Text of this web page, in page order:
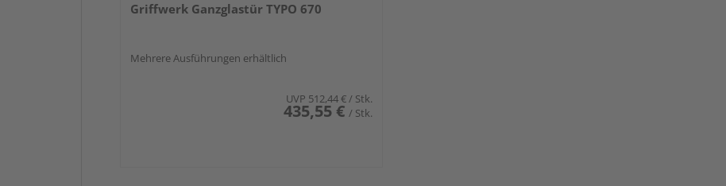
Griffwerk Ganzglastür TYPO 670
Mehrere Ausführungen erhältlich
UVP 512,44 €/ Stk.
435,55 € / Stk.